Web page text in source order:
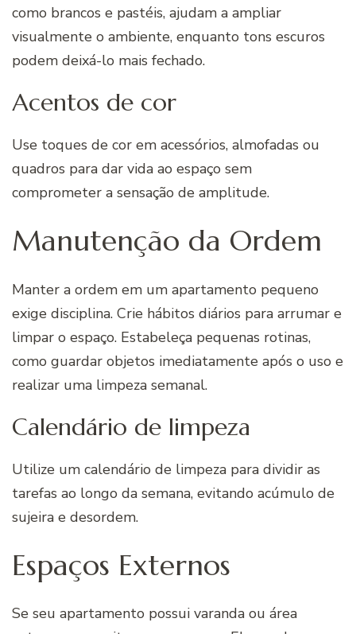
como brancos e pastéis, ajudam a ampliar
visualmente o ambiente, enquanto tons escuros
podem deixá-lo mais fechado.
Acentos de cor
Use toques de cor em acessórios, almofadas ou
quadros para dar vida ao espaço sem
comprometer a sensação de amplitude.
Manutenção da Ordem
Manter a ordem em um apartamento pequeno
exige disciplina. Crie hábitos diários para arrumar e
limpar o espaço. Estabeleça pequenas rotinas,
como guardar objetos imediatamente após o uso e
realizar uma limpeza semanal.
Calendário de limpeza
Utilize um calendário de limpeza para dividir as
tarefas ao longo da semana, evitando acúmulo de
sujeira e desordem.
Espaços Externos
Se seu apartamento possui varanda ou área